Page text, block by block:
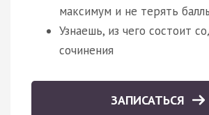
максимум и не терять
Узнаешь, из чего состоит
сочинения
ЗАПИСАТЬСЯ